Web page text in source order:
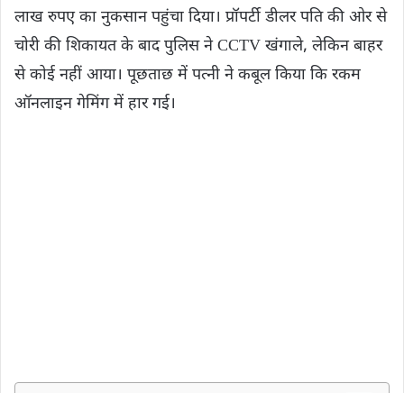
लाख रुपए का नुकसान पहुंचा दिया। प्रॉपर्टी डीलर पति की ओर से
चोरी की शिकायत के बाद पुलिस ने CCTV खंगाले, लेकिन बाहर
से कोई नहीं आया। पूछताछ में पत्नी ने कबूल किया कि रकम
ऑनलाइन गेमिंग में हार गई।